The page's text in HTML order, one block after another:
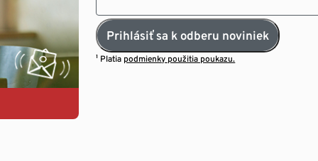
Prihlásiť sa k odberu noviniek
¹ Platia podmienky použitia poukazu.